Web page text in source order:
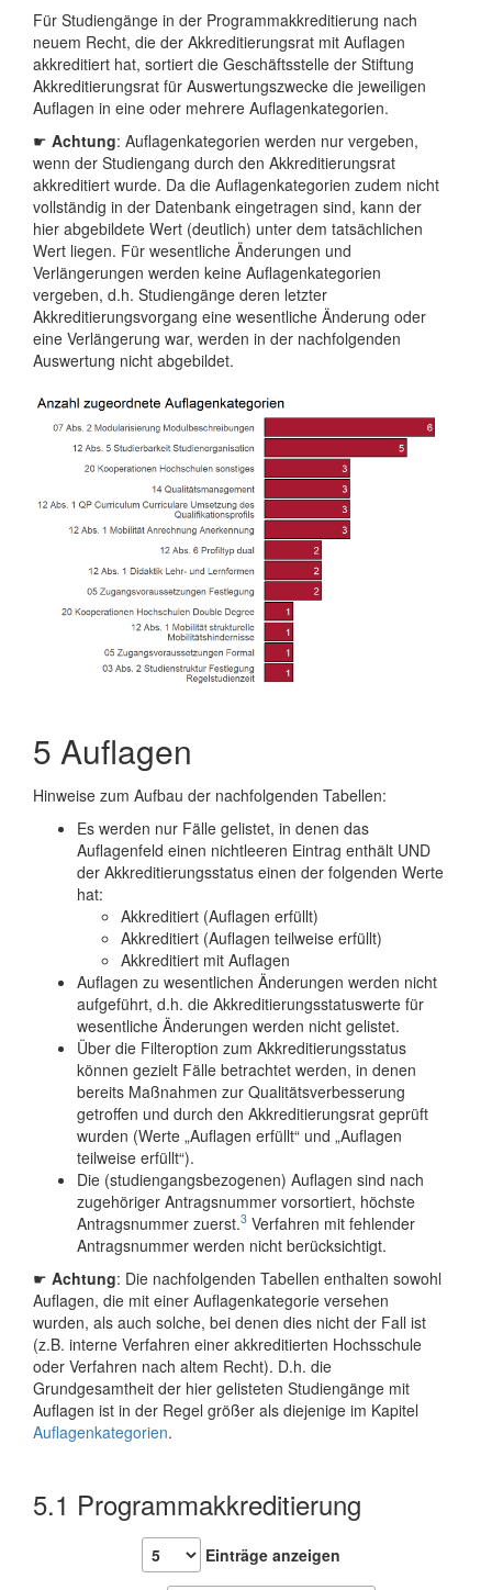
Für Studiengänge in der Programmakkreditierung nach
neuem Recht, die der Akkreditierungsrat mit Auflagen
akkreditiert hat, sortiert die Geschäftsstelle der Stiftung
Akkreditierungsrat für Auswertungszwecke die jeweiligen
Auflagen in eine oder mehrere Auflagenkategorien.
☛ Achtung: Auflagenkategorien werden nur vergeben,
wenn der Studiengang durch den Akkreditierungsrat
akkreditiert wurde. Da die Auflagenkategorien zudem nicht
vollständig in der Datenbank eingetragen sind, kann der
hier abgebildete Wert (deutlich) unter dem tatsächlichen
Wert liegen. Für wesentliche Änderungen und
Verlängerungen werden keine Auflagenkategorien
vergeben, d.h. Studiengänge deren letzter
Akkreditierungsvorgang eine wesentliche Änderung oder
eine Verlängerung war, werden in der nachfolgenden
Auswertung nicht abgebildet.
5 Auflagen
Hinweise zum Aufbau der nachfolgenden Tabellen:
Es werden nur Fälle gelistet, in denen das
Auflagenfeld einen nichtleeren Eintrag enthält UND
der Akkreditierungsstatus einen der folgenden Werte
hat:
Akkreditiert (Auflagen erfüllt)
Akkreditiert (Auflagen teilweise erfüllt)
Akkreditiert mit Auflagen
Auflagen zu wesentlichen Änderungen werden nicht
aufgeführt, d.h. die Akkreditierungsstatuswerte für
wesentliche Änderungen werden nicht gelistet.
Über die Filteroption zum Akkreditierungsstatus
können gezielt Fälle betrachtet werden, in denen
bereits Maßnahmen zur Qualitätsverbesserung
getroffen und durch den Akkreditierungsrat geprüft
wurden (Werte „Auflagen erfüllt“ und „Auflagen
teilweise erfüllt“).
Die (studiengangsbezogenen) Auflagen sind nach
zugehöriger Antragsnummer vorsortiert, höchste
Antragsnummer zuerst.3 Verfahren mit fehlender
Antragsnummer werden nicht berücksichtigt.
☛ Achtung: Die nachfolgenden Tabellen enthalten sowohl
Auflagen, die mit einer Auflagenkategorie versehen
wurden, als auch solche, bei denen dies nicht der Fall ist
(z.B. interne Verfahren einer akkreditierten Hochsschule
oder Verfahren nach altem Recht). D.h. die
Grundgesamtheit der hier gelisteten Studiengänge mit
Auflagen ist in der Regel größer als diejenige im Kapitel
Auflagenkategorien.
5.1 Programmakkreditierung
Einträge anzeigen